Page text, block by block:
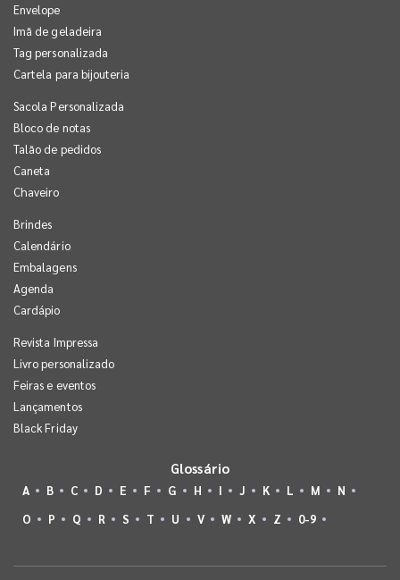
Envelope
Imã de geladeira
Tag personalizada
Cartela para bijouteria
Sacola Personalizada
Bloco de notas
Talão de pedidos
Caneta
Chaveiro
Brindes
Calendário
Embalagens
Agenda
Cardápio
Revista Impressa
Livro personalizado
Feiras e eventos
Lançamentos
Black Friday
Glossário
A B C D E F G H I J K L M
N
O
P Q R S T U V W X Z 0-9